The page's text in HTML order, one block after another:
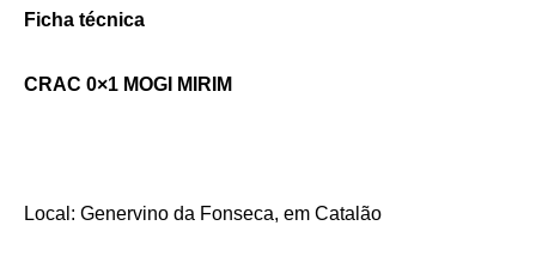
Ficha técnica
CRAC 0×1 MOGI MIRIM
Local: Genervino da Fonseca, em Catalão